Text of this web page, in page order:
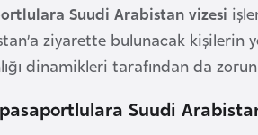
Suudi Arabistan vizesi
ziyarette bulunacak kişilerin
dinamikleri tarafından da
Suudi